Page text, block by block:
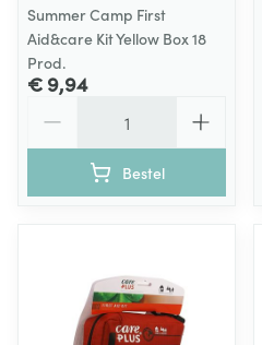
Summer Camp First
Aid&care Kit Yellow Box 18
Prod.
€ 9,94
Bestel